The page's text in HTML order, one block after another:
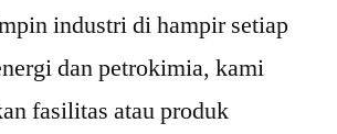
industri di hampir setiap
dan petrokimia, kami
fasilitas atau produk